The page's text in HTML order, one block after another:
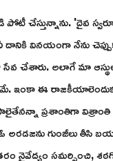
చేస్తున్నాను. 'దైవ
వినయంగా నేను
సేవ చేశారు. అలాగే మా
ఈ
ప్రశాంతిగా
గుంజీలు తీసి
నైవేద్యం సమర్పించి,